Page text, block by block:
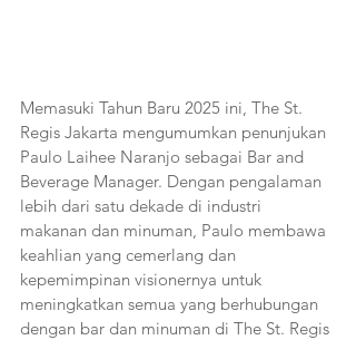
Memasuki Tahun Baru 2025 ini, The St.
Regis Jakarta mengumumkan penunjukan
Paulo Laihee Naranjo sebagai Bar and
Beverage Manager. Dengan pengalaman
lebih dari satu dekade di industri
makanan dan minuman, Paulo membawa
keahlian yang cemerlang dan
kepemimpinan visionernya untuk
meningkatkan semua yang berhubungan
dengan bar dan minuman di The St. Regis